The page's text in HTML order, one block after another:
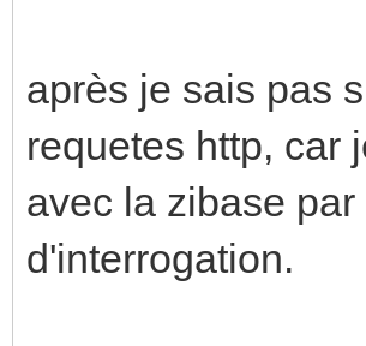
après je sais pas
requetes http, car
avec la zibase
d'interrogation.